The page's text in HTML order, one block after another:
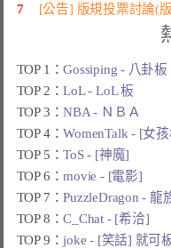
7
[公告] 版規投票討論(
TOP 1：Gossiping - 八卦板
TOP 2：LoL - LoL 板
TOP 3：NBA - ＮＢＡ
TOP 4：WomenTalk - [女
TOP 5：ToS - [神魔]
TOP 6：movie - [電影]
TOP 7：PuzzleDragon - 龍
TOP 8：C_Chat - [希洽]
TOP 9：joke - [笑話] 就可